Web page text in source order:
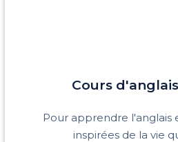
Cours d'anglais
Pour apprendre l'anglais
inspirées de la vie